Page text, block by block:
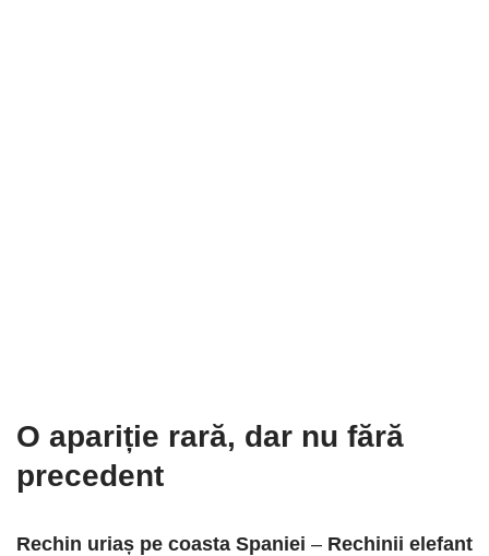
O apariție rară, dar nu fără
precedent
Rechin uriaș pe coasta Spaniei – Rechinii elefant